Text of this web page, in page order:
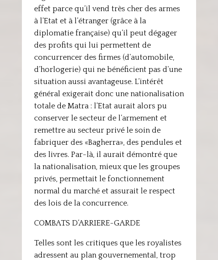
effet parce qu’il vend très cher des armes
à l’Etat et à l’étranger (grâce à la
diplomatie française) qu’il peut dégager
des profits qui lui permettent de
concurrencer des firmes (d’automobile,
d’horlogerie) qui ne bénéficient pas d’une
situation aussi avantageuse. L’intérêt
général exigerait donc une nationalisation
totale de Matra : l’Etat aurait alors pu
conserver le secteur de l’armement et
remettre au secteur privé le soin de
fabriquer des «Bagherra», des pendules et
des livres. Par-là, il aurait démontré que
la nationalisation, mieux que les groupes
privés, permettait le fonctionnement
normal du marché et assurait le respect
des lois de la concurrence.
COMBATS D’ARRIERE-GARDE
Telles sont les critiques que les royalistes
adressent au plan gouvernemental, trop